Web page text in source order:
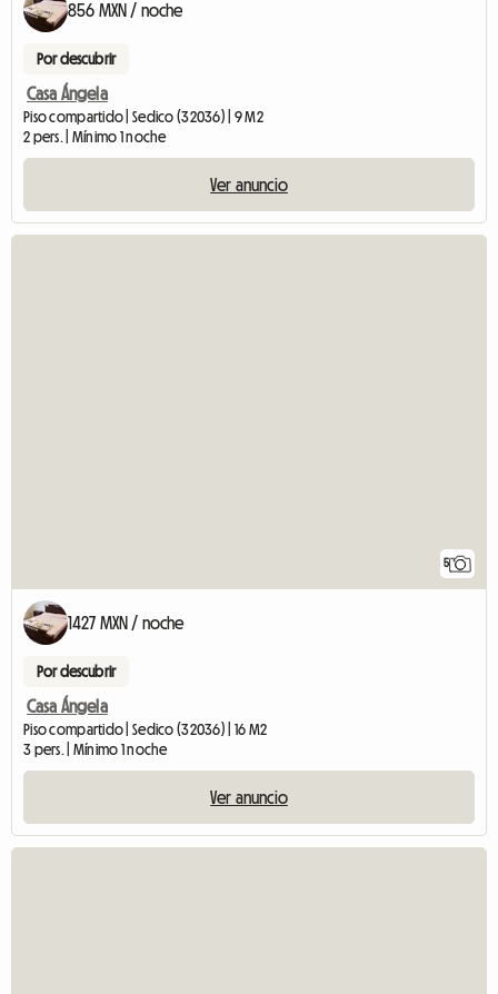
856 MXN / noche
Por descubrir
Casa Ángela
Piso compartido | Sedico (32036) | 9 M2
2 pers. | Mínimo 1 noche
Ver anuncio
5
1427 MXN / noche
Por descubrir
Casa Ángela
Piso compartido | Sedico (32036) | 16 M2
3 pers. | Mínimo 1 noche
Ver anuncio